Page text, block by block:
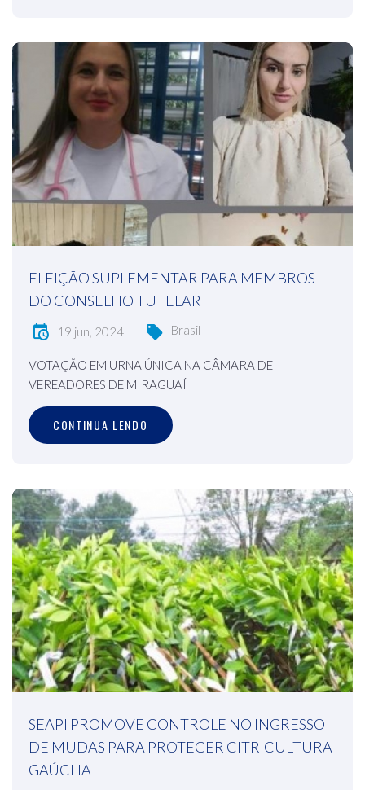
ELEIÇÃO SUPLEMENTAR PARA MEMBROS
DO CONSELHO TUTELAR
19 jun, 2024 Brasil
VOTAÇÃO EM URNA ÚNICA NA CÂMARA DE
VEREADORES DE MIRAGUAÍ
CONTINUA LENDO
SEAPI PROMOVE CONTROLE NO INGRESSO
DE MUDAS PARA PROTEGER CITRICULTURA
GAÚCHA